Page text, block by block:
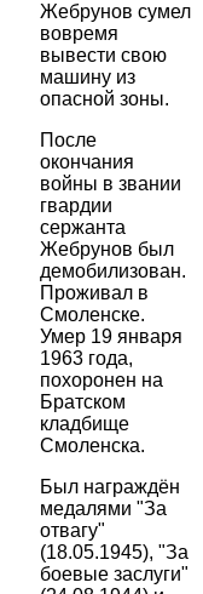
Жебрунов сумел
вовремя
вывести свою
машину из
опасной зоны.
После
окончания
войны в звании
гвардии
сержанта
Жебрунов был
демобилизован.
Проживал в
Смоленске.
Умер 19 января
1963 года,
похоронен на
Братском
кладбище
Смоленска.
Был награждён
медалями "За
отвагу"
(18.05.1945), "За
боевые заслуги"